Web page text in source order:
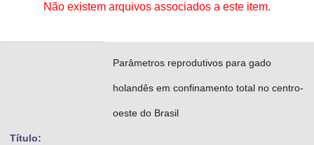
Gabinete de Segurança Institucional
Não existem arquivos associados a este item.
Título:
Parâmetros reprodutivos para gado
holandês em confinamento total no centro-
oeste do Brasil